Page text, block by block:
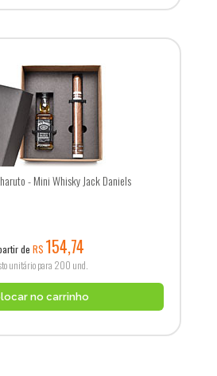
- Mini Whisky Jack Daniels
deR$ 154,74
unitário para 200 und.
no carrinho